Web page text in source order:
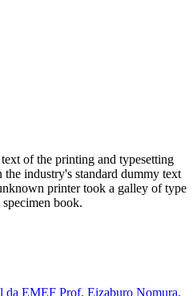
of the printing and typesetting
industry's standard dummy text
printer took a galley of type
book.